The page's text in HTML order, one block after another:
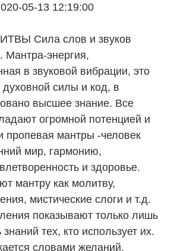
05-13 12:19:00
Сила слов и звуков
Мантра-энергия,
в звуковой вибрации, это
духовной силы и код, в
высшее знание. Все
огромной потенцией и
пропевая мантры -человек
мир, гармонию,
и здоровье.
мантру как молитву,
мистические слоги и т.д.
показывают только лишь
тех, кто использует их.
словами желаний.